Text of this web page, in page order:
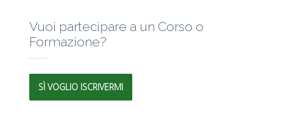
Vuoi partecipare a un Corso o
Formazione?
SÌ VOGLIO ISCRIVERMI